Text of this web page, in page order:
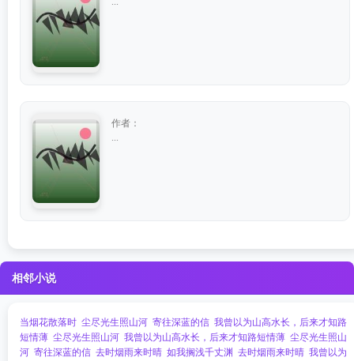
作者：
相邻小说
当烟花散落时 尘尽光生照山河 寄往深蓝的信 我曾以为山高水长，后来才知路
短情薄 尘尽光生照山河 我曾以为山高水长，后来才知路短情薄 尘尽光生照山
河 寄往深蓝的信 去时烟雨来时晴 如我搁浅千丈渊 去时烟雨来时晴 我曾以为